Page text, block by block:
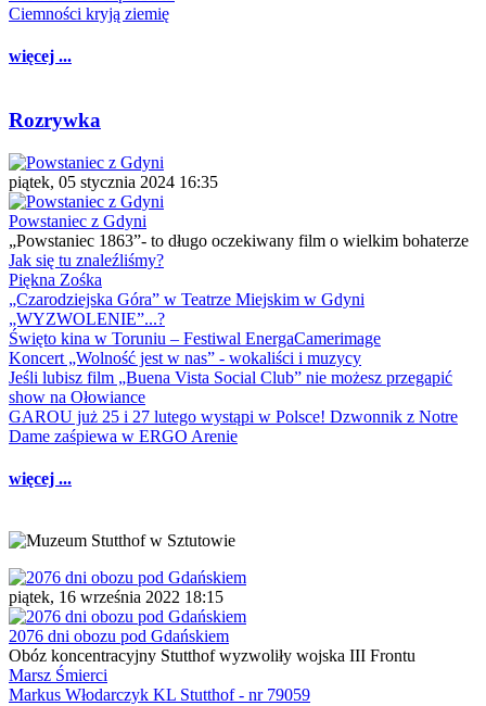
Ciemności kryją ziemię
więcej ...
Rozrywka
piątek, 05 stycznia 2024 16:35
Powstaniec z Gdyni
„Powstaniec 1863”- to długo oczekiwany film o wielkim bohaterze
Jak się tu znaleźliśmy?
Piękna Zośka
„Czarodziejska Góra” w Teatrze Miejskim w Gdyni
„WYZWOLENIE”...?
Święto kina w Toruniu – Festiwal EnergaCamerimage
Koncert „Wolność jest w nas” - wokaliści i muzycy
Jeśli lubisz film „Buena Vista Social Club” nie możesz przegapić
show na Ołowiance
GAROU już 25 i 27 lutego wystąpi w Polsce! Dzwonnik z Notre
Dame zaśpiewa w ERGO Arenie
więcej ...
piątek, 16 września 2022 18:15
2076 dni obozu pod Gdańskiem
Obóz koncentracyjny Stutthof wyzwoliły wojska III Frontu
Marsz Śmierci
Markus Włodarczyk KL Stutthof - nr 79059